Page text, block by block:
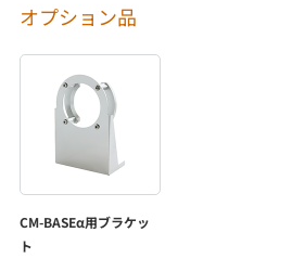
オプション品
CM-BASEα用ブラケッ
ト